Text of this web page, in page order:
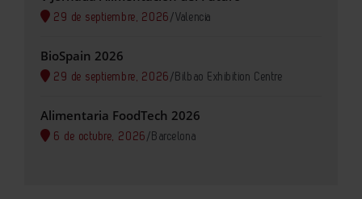
29 de septiembre, 2026 /Valencia
BioSpain 2026
29 de septiembre, 2026 / Bilbao Exhibition Centre
Alimentaria FoodTech 2026
6 de octubre, 2026 / Barcelona